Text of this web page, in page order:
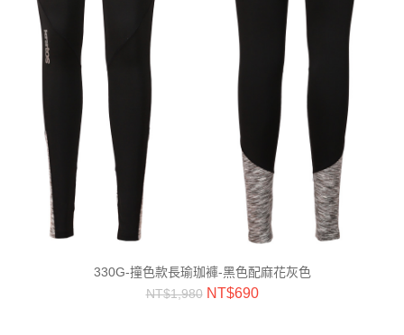
330G-撞色款長瑜珈褲-黑色配麻花灰色
NT$1,980 NT$690